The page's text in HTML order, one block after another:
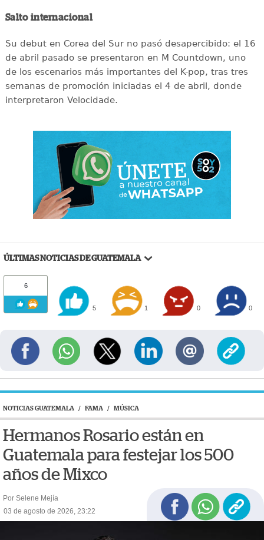
Salto internacional
Su debut en Corea del Sur no pasó desapercibido: el 16
de abril pasado se presentaron en M Countdown, uno
de los escenarios más importantes del K-pop, tras tres
semanas de promoción iniciadas el 4 de abril, donde
interpretaron Velocidade.
ÚLTIMAS NOTICIAS DE GUATEMALA
6
5 1 0 0
NOTICIAS GUATEMALA / FAMA / MÚSICA
Hermanos Rosario están en
Guatemala para festejar los 500
años de Mixco
Por Selene Mejía
03 de agosto de 2026, 23:22